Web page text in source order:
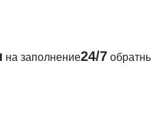
на заполнение24/7